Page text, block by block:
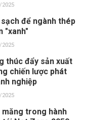
2025
để ngành thép
"xanh"
2025
thúc đẩy sản xuất
chiến lược phát
nghiệp
2025
măng trong hành